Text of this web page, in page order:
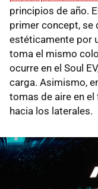
principios de año.
primer concept, se
estéticamente por
toma el mismo
ocurre en el Soul
carga. Asimismo,
tomas de aire en
hacia los laterales.